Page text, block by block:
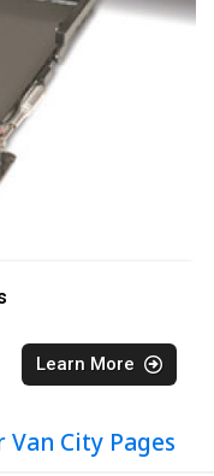
Learn More
Van City Pages